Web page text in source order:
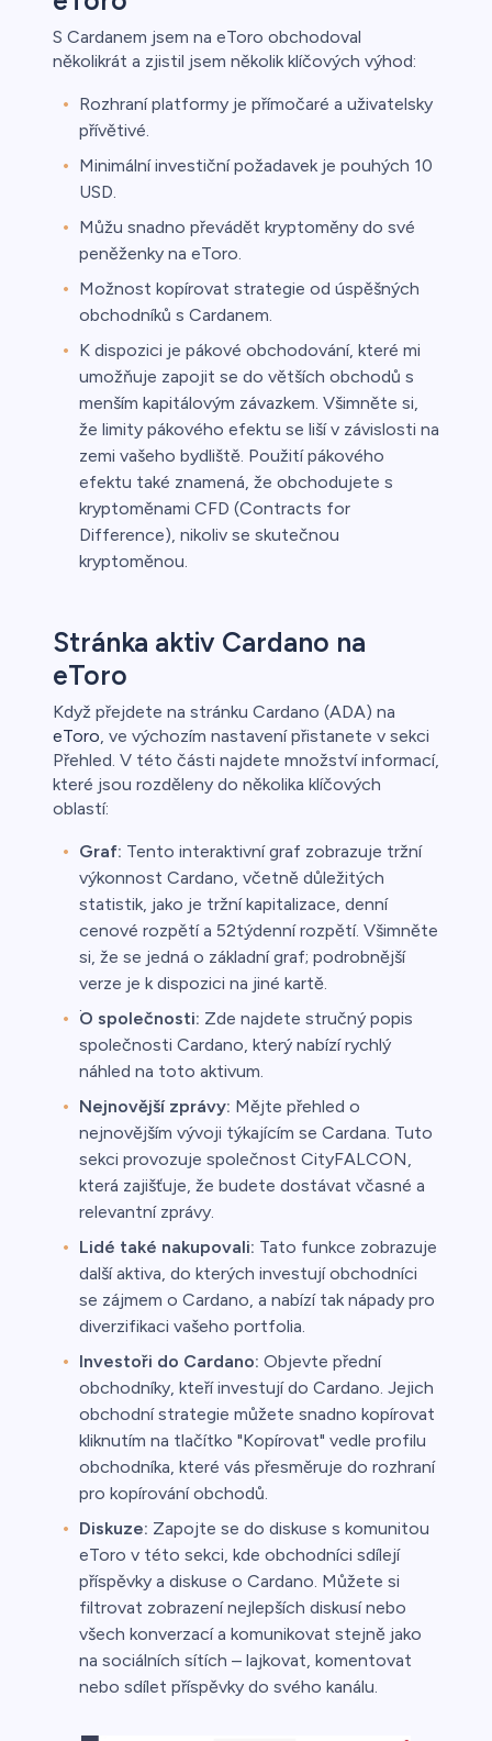
S Cardanem jsem na eToro obchodoval
několikrát a zjistil jsem několik klíčových výhod:
Rozhraní platformy je přímočaré a uživatelsky
přívětivé.
Minimální investiční požadavek je pouhých 10
USD.
Můžu snadno převádět kryptoměny do své
peněženky na eToro.
Možnost kopírovat strategie od úspěšných
obchodníků s Cardanem.
K dispozici je pákové obchodování, které mi
umožňuje zapojit se do větších obchodů s
menším kapitálovým závazkem. Všimněte si,
že limity pákového efektu se liší v závislosti na
zemi vašeho bydliště. Použití pákového
efektu také znamená, že obchodujete s
kryptoměnami CFD (Contracts for
Difference), nikoliv se skutečnou
kryptoměnou.
Stránka aktiv Cardano na
eToro
Když přejdete na stránku Cardano (ADA) na
eToro, ve výchozím nastavení přistanete v sekci
Přehled. V této části najdete množství informací,
které jsou rozděleny do několika klíčových
oblastí:
Graf: Tento interaktivní graf zobrazuje tržní
výkonnost Cardano, včetně důležitých
statistik, jako je tržní kapitalizace, denní
cenové rozpětí a 52týdenní rozpětí. Všimněte
si, že se jedná o základní graf; podrobnější
verze je k dispozici na jiné kartě.
.
O společnosti: Zde najdete stručný popis
společnosti Cardano, který nabízí rychlý
náhled na toto aktivum.
Nejnovější zprávy: Mějte přehled o
nejnovějším vývoji týkajícím se Cardana. Tuto
sekci provozuje společnost CityFALCON,
která zajišťuje, že budete dostávat včasné a
relevantní zprávy.
Lidé také nakupovali: Tato funkce zobrazuje
další aktiva, do kterých investují obchodníci
se zájmem o Cardano, a nabízí tak nápady pro
diverzifikaci vašeho portfolia.
Investoři do Cardano: Objevte přední
obchodníky, kteří investují do Cardano. Jejich
obchodní strategie můžete snadno kopírovat
kliknutím na tlačítko "Kopírovat" vedle profilu
obchodníka, které vás přesměruje do rozhraní
pro kopírování obchodů.
Diskuze: Zapojte se do diskuse s komunitou
eToro v této sekci, kde obchodníci sdílejí
příspěvky a diskuse o Cardano. Můžete si
filtrovat zobrazení nejlepších diskusí nebo
všech konverzací a komunikovat stejně jako
na sociálních sítích – lajkovat, komentovat
nebo sdílet příspěvky do svého kanálu.